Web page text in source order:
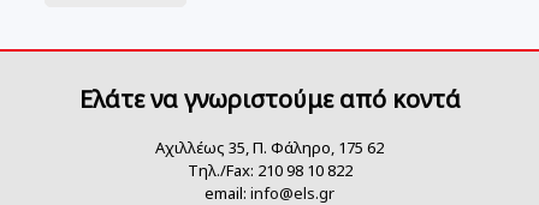
Ελάτε να γνωριστούμε από κοντά
Αχιλλέως 35, Π. Φάληρο, 175 62
Τηλ./Fax: 210 98 10 822
email: info@els.gr